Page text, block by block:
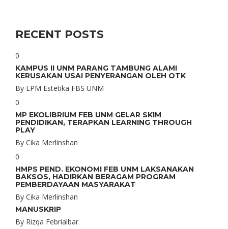
RECENT POSTS
0
KAMPUS II UNM PARANG TAMBUNG ALAMI
KERUSAKAN USAI PENYERANGAN OLEH OTK
By LPM Estetika FBS UNM
0
MP EKOLIBRIUM FEB UNM GELAR SKIM
PENDIDIKAN, TERAPKAN LEARNING THROUGH
PLAY
By Cika Merlinshan
0
HMPS PEND. EKONOMI FEB UNM LAKSANAKAN
BAKSOS, HADIRKAN BERAGAM PROGRAM
PEMBERDAYAAN MASYARAKAT
By Cika Merlinshan
MANUSKRIP
By Rizqa Febrialbar